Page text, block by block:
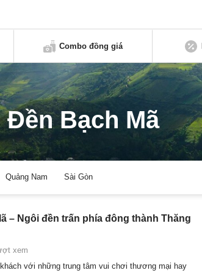
Combo đồng giá
Đền Bạch Mã
Quảng Nam Sài Gòn
– Ngôi đền trấn phía đông thành Thăng
xem
với những trung tâm vui chơi thương mại hay